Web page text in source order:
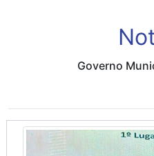
Governo